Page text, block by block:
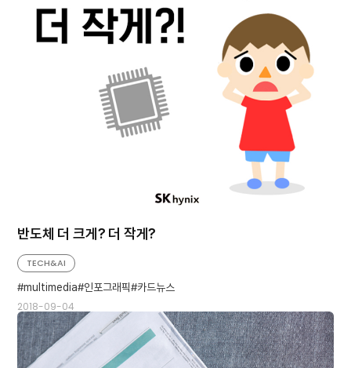
반도체 더 크게? 더 작게?
2018-09-04
TECH&AI
multimedia 인포그래픽 카드뉴스